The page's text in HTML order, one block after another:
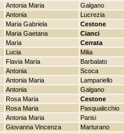
Antonia Maria Galgano
Antonia Lucrezia
Maria Gabriela Cestone
Maria Gaetana Cianci
Maria Cerrata
Lucia Milia
Flavia Maria Barbalato
Antonia Scoca
Antonia Maria Lampariello
Antonia Galgano
Rosa Maria Cestone
Rosa Maria Pasqualicchio
Antonia Maria Parisi
Giovanna Vincenza Marturano